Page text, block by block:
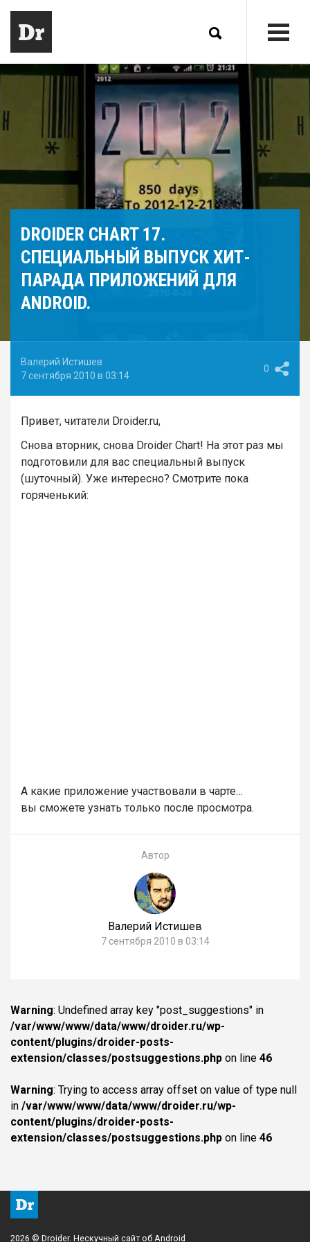
DROIDER CHART 17.
СПЕЦИАЛЬНЫЙ ВЫПУСК ХИТ-
ПАРАДА ПРИЛОЖЕНИЙ ДЛЯ
ANDROID.
Валерий Истишев
7 сентября 2010 в 03:14
0
Привет, читатели Droider.ru,
Снова вторник, снова Droider Chart! На этот раз мы
подготовили для вас специальный выпуск
(шуточный). Уже интересно? Смотрите пока
горяченький:
А какие приложение участвовали в чарте…
вы сможете узнать только после просмотра.
Автор
Валерий Истишев
7 сентября 2010 в 03:14
Warning: Undefined array key "post_suggestions" in
/var/www/www/data/www/droider.ru/wp-
content/plugins/droider-posts-
extension/classes/postsuggestions.php on line 46
Warning: Trying to access array offset on value of type null
in /var/www/www/data/www/droider.ru/wp-
content/plugins/droider-posts-
extension/classes/postsuggestions.php on line 46
2026 © Droider. Нескучный сайт об Android